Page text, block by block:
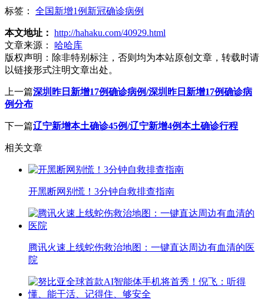
标签： 全国新增1例新冠确诊病例
本文地址： http://hahaku.com/40929.html
文章来源：
哈哈库
版权声明： 除非特别标注，否则均为本站原创文章，转载时请
以链接形式注明文章出处。
上一篇深圳昨日新增17例确诊病例/深圳昨日新增17例确诊病
例分布
下一篇辽宁新增本土确诊45例/辽宁新增4例本土确诊行程
相关文章
开黑断网别慌！3分钟自救排查指南
腾讯火速上线蛇伤救治地图：一键直达周边有血清的医
院